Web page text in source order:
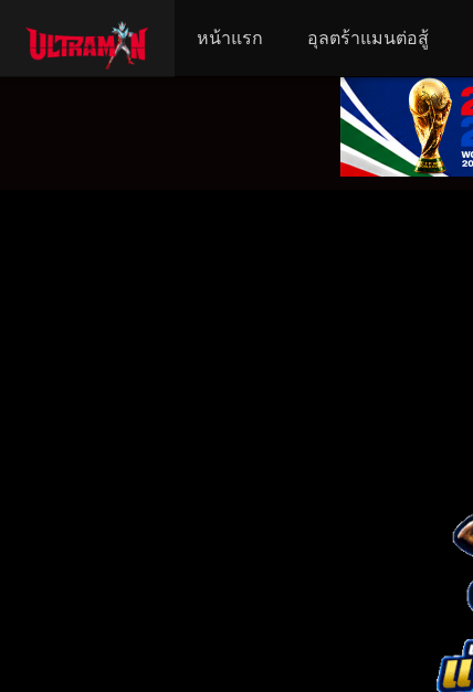
หน้าแรก อุลตร้าแมนต่อสู้